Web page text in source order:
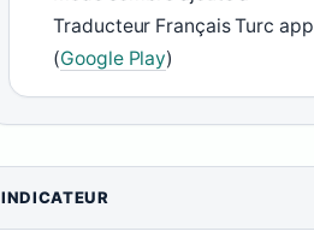
Traducteur Français Turc app
(Google Play)
INDICATEUR